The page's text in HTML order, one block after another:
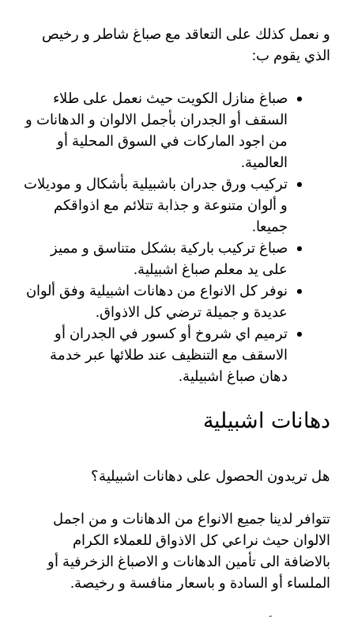
و نعمل كذلك على التعاقد مع صباغ شاطر و رخيص
الذي يقوم ب:
صباغ منازل الكويت حيث نعمل على طلاء
السقف أو الجدران بأجمل الالوان و الدهانات و
من اجود الماركات في السوق المحلية أو
العالمية.
تركيب ورق جدران باشبيلية بأشكال و موديلات
و ألوان متنوعة و جذابة تتلائم مع اذواقكم
جميعا.
صباغ تركيب باركية بشكل متناسق و مميز
على يد معلم صباغ اشبيلية.
نوفر كل الانواع من دهانات اشبيلية وفق ألوان
عديدة و جميلة ترضي كل الاذواق.
ترميم اي شروخ أو كسور في الجدران أو
الاسقف مع التنظيف عند طلائها عبر خدمة
دهان صباغ اشبيلية.
دهانات اشبيلية
هل تريدون الحصول على دهانات اشبيلية؟
تتوافر لدينا جميع الانواع من الدهانات و من اجمل
الالوان حيث نراعي كل الاذواق للعملاء الكرام
بالاضافة الى تأمين الدهانات و الاصباغ الزخرفية أو
الملساء أو السادة و باسعار منافسة و رخيصة.